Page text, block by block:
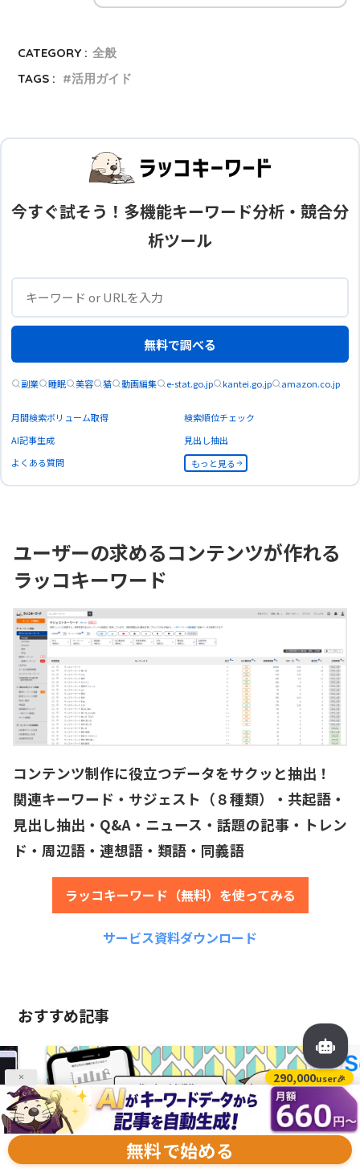
CATEGORY : 全般
TAGS :
活用ガイド
今すぐ試そう！多機能キーワード分析・競合分
析ツール
無料で調べる
副業 睡眠 美容 猫 動画編集 e-stat.go.jp kantei.go.jp amazon.co.jp
月間検索ボリューム取得
検索順位チェック
AI記事生成
見出し抽出
よくある質問
もっと見る
ユーザーの求めるコンテンツが作れる
ラッコキーワード
コンテンツ制作に役立つデータをサクッと抽出！
関連キーワード・サジェスト（８種類）・共起語・
見出し抽出・Q&A・ニュース・話題の記事・トレン
ド・周辺語・連想語・類語・同義語
ラッコキーワード（無料）を使ってみる
サービス資料ダウンロード
おすすめ記事
× 290,000user🎉
無料で始める